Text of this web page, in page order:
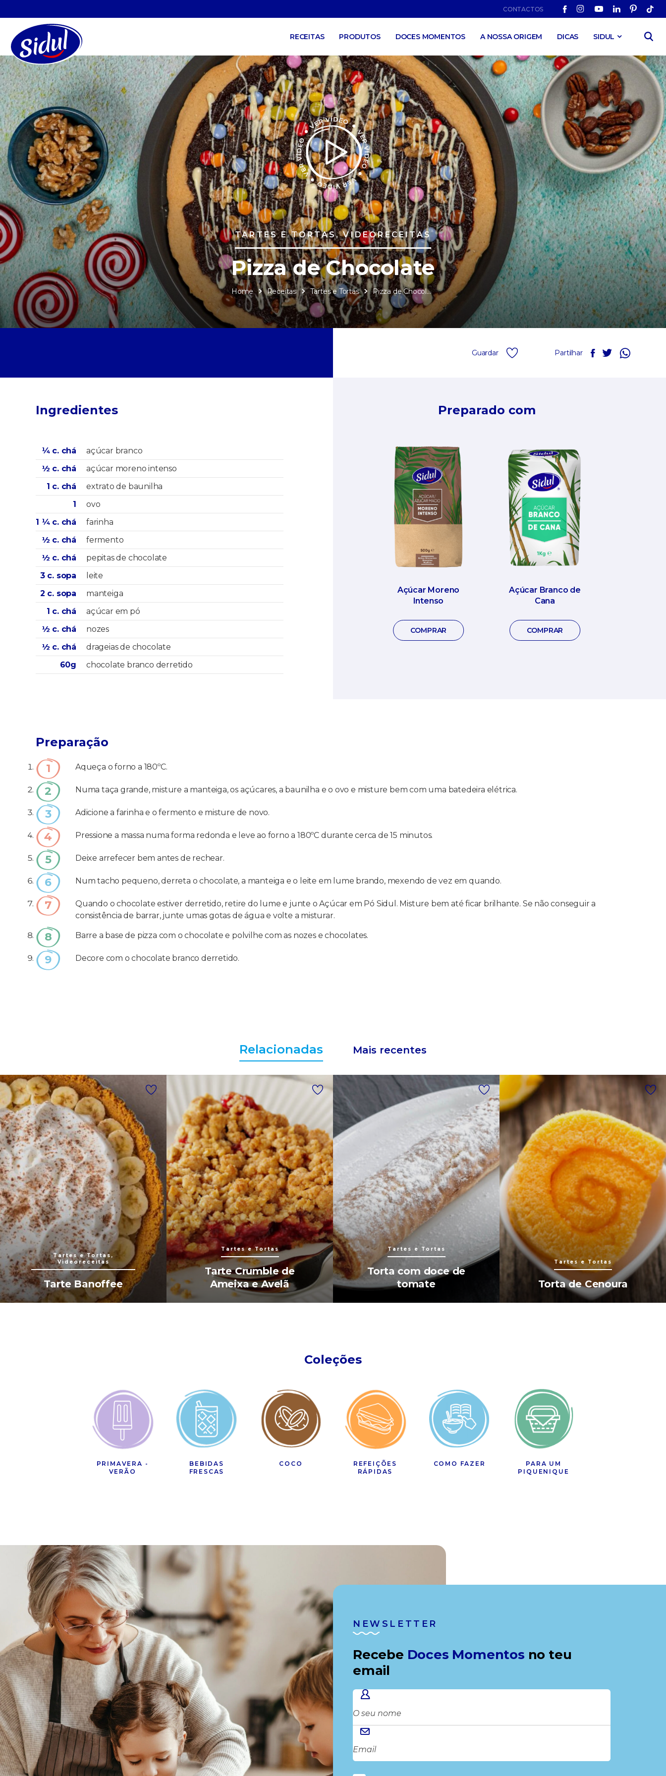
CONTACTOS
RECEITAS PRODUTOS DOCES MOMENTOS A NOSSA ORIGEM DICAS SIDUL
TARTES E TORTAS, VIDEORECEITAS
Pizza de Chocolate
Home Receitas Tartes e Tortas Pizza de Chocolate
Guardar Partilhar
Ingredientes
¼ c. chá
açúcar branco
½ c. chá
açúcar moreno intenso
1 c. chá
extrato de baunilha
1
ovo
1 ¼ c. chá
farinha
½ c. chá
fermento
½ c. chá
pepitas de chocolate
3 c. sopa
leite
2 c. sopa
manteiga
1 c. chá
açúcar em pó
½ c. chá
nozes
½ c. chá
drageias de chocolate
60g
chocolate branco derretido
Preparado com
Açúcar Moreno
Intenso
COMPRAR
Açúcar Branco de
Cana
COMPRAR
Preparação
Aqueça o forno a 180ºC.
Numa taça grande, misture a manteiga, os açúcares, a baunilha e o ovo e misture bem com uma batedeira elétrica.
Adicione a farinha e o fermento e misture de novo.
Pressione a massa numa forma redonda e leve ao forno a 180ºC durante cerca de 15 minutos.
Deixe arrefecer bem antes de rechear.
Num tacho pequeno, derreta o chocolate, a manteiga e o leite em lume brando, mexendo de vez em quando.
Quando o chocolate estiver derretido, retire do lume e junte o Açúcar em Pó Sidul. Misture bem até ficar brilhante. Se não conseguir a
consistência de barrar, junte umas gotas de água e volte a misturar.
Barre a base de pizza com o chocolate e polvilhe com as nozes e chocolates.
Decore com o chocolate branco derretido.
Relacionadas Mais recentes
Tartes e Tortas,
Videoreceitas
Tarte Banoffee
Tartes e Tortas
Tarte Crumble de
Ameixa e Avelã
Tartes e Tortas
Torta com doce de
tomate
Tartes e Tortas
Torta de Cenoura
Coleções
PRIMAVERA -
VERÃO
BEBIDAS
FRESCAS
COCO
REFEIÇÕES
RÁPIDAS
COMO FAZER
PARA UM
PIQUENIQUE
NEWSLETTER
Recebe Doces Momentos no teu
email